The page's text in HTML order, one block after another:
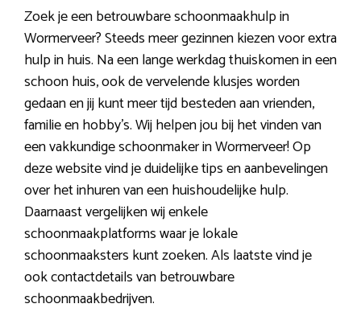
Zoek je een betrouwbare schoonmaakhulp in
Wormerveer? Steeds meer gezinnen kiezen voor extra
hulp in huis. Na een lange werkdag thuiskomen in een
schoon huis, ook de vervelende klusjes worden
gedaan en jij kunt meer tijd besteden aan vrienden,
familie en hobby’s. Wij helpen jou bij het vinden van
een vakkundige schoonmaker in Wormerveer! Op
deze website vind je duidelijke tips en aanbevelingen
over het inhuren van een huishoudelijke hulp.
Daarnaast vergelijken wij enkele
schoonmaakplatforms waar je lokale
schoonmaaksters kunt zoeken. Als laatste vind je
ook contactdetails van betrouwbare
schoonmaakbedrijven.